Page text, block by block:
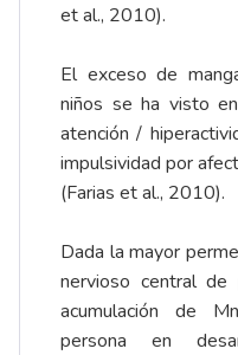
et al., 2010).
El exceso de
niños se ha visto
atención /
impulsividad por
(Farias et al., 2010).
Dada la mayor
nervioso central de
acumulación de
persona en